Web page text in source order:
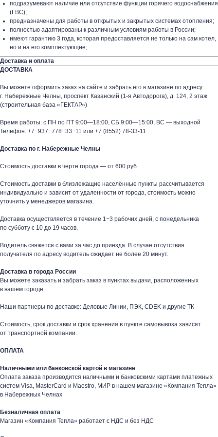
подразумевают наличие или отсутствие функции горячего водоснабжения
(ГВС);
предназначены для работы в открытых и закрытых системах отопления;
полностью адаптированы к различным условиям работы в России;
имеют гарантию 3 года, которая предоставляется не только на сам котел,
но и на его комплектующие;
Доставка и оплата
ДОСТАВКА
Вы можете оформить заказ на сайте и забрать его в магазине по адресу:
г. Набережные Челны, проспект Казанский (1-я Автодорога), д. 124, 2 этаж
(строительная база «ГЕКТАР»)
Время работы: с ПН по ПТ 9:00—18:00, СБ 9:00—15:00, ВС — выходной
Телефон: +7−937−778−33−11 или +7 (8552) 78-33-11
Доставка по г. Набережные Челны
Стоимость доставки в черте города — от 600 руб.
Стоимость доставки в близлежащие населённые пункты рассчитывается
индивидуально и зависит от удаленности от города, стоимость можно
уточнить у менеджеров магазина.
Доставка осуществляется в течение 1−3 рабочих дней, с понедельника
по субботу с 10 до 19 часов.
Водитель свяжется с вами за час до приезда. В случае отсутствия
получателя по адресу водитель ожидает не более 20 минут.
Доставка в города России
Вы можете заказать и забрать заказ в пунктах выдачи, расположенных
в вашем городе.
Наши партнеры по доставке: Деловые Линии, ПЭК, CDEK и другие ТК
Стоимость, срок доставки и срок хранения в пункте самовывоза зависят
от транспортной компании.
ОПЛАТА
Наличными или банковской картой в магазине
Оплата заказа производится наличными и банковскими картами платежных
систем Visa, MasterCard и Maestro, МИР в нашем магазине «Компания Тепла»
в Набережных Челнах
Безналичная оплата
Магазин «Компания Тепла» работает с НДС и без НДС
Контакты
Почта: komtep@yandex.ru
+7 (8552) 78-33-11
Заказать звонок
Каталог О компании